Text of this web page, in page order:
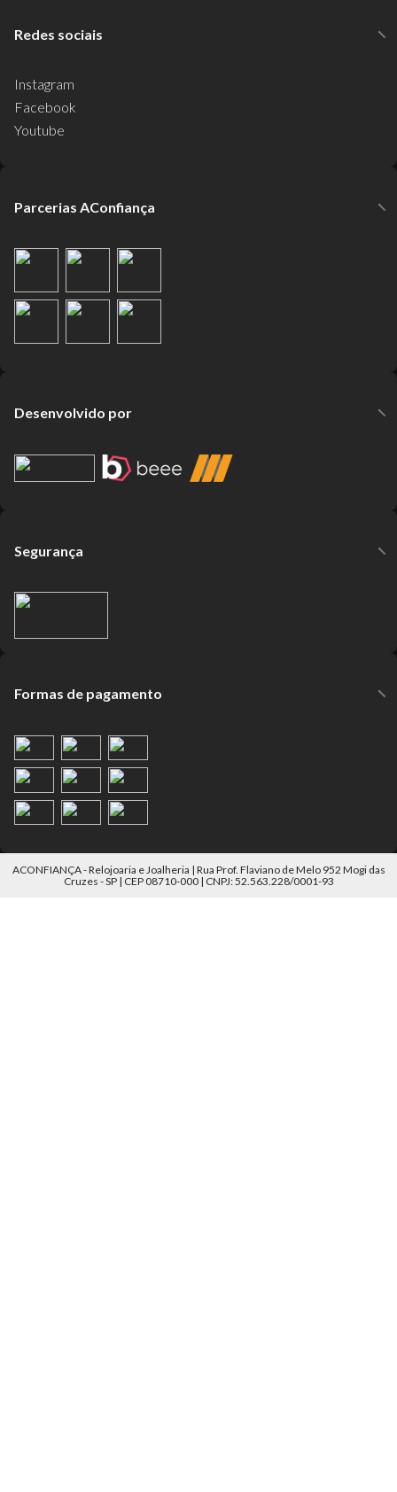
Redes sociais
Instagram
Facebook
Youtube
Parcerias AConfiança
Desenvolvido por
Segurança
Formas de pagamento
ACONFIANÇA - Relojoaria e Joalheria | Rua Prof. Flaviano de Melo 952 Mogi das
Cruzes - SP | CEP 08710-000 | CNPJ: 52.563.228/0001-93